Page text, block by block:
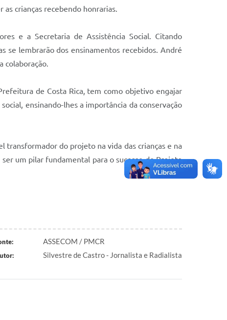
crianças recebendo honrarias.
e a Secretaria de Assistência Social. Citando
se lembrarão dos ensinamentos recebidos. André
colaboração.
de Costa Rica, tem como objetivo engajar
ensinando-lhes a importância da conservação
transformador do projeto na vida das crianças e na
um pilar fundamental para o sucesso do Projeto
ASSECOM / PMCR
Silvestre de Castro - Jornalista e Radialista